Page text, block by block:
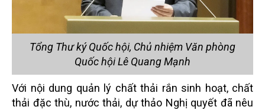
Tổng Thư ký Quốc hội, Chủ nhiệm Văn phòng
Quốc hội Lê Quang Mạnh
Với nội dung quản lý chất thải rắn sinh hoạt, chất
thải đặc thù, nước thải, dự thảo Nghị quyết đã nêu